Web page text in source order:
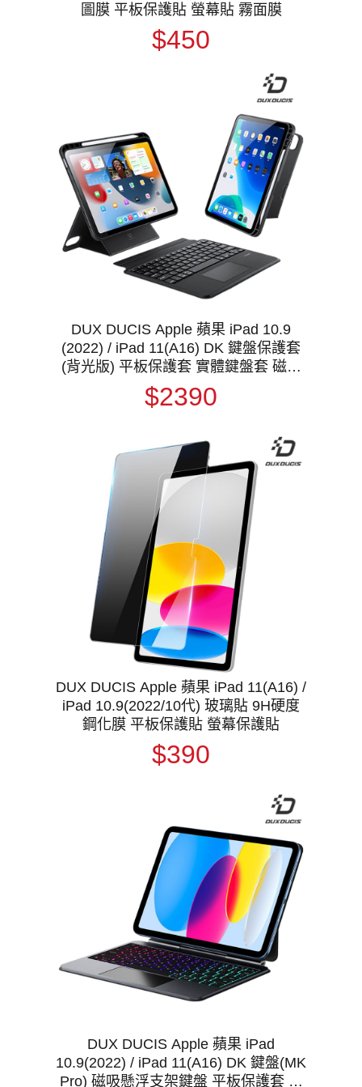
圖膜 平板保護貼 螢幕貼 霧面膜
$450
DUX DUCIS Apple 蘋果 iPad 10.9
(2022) / iPad 11(A16) DK 鍵盤保護套
(背光版) 平板保護套 實體鍵盤套 磁吸
保護套 注音 倉頡
$2390
DUX DUCIS Apple 蘋果 iPad 11(A16) /
iPad 10.9(2022/10代) 玻璃貼 9H硬度
鋼化膜 平板保護貼 螢幕保護貼
$390
DUX DUCIS Apple 蘋果 iPad
10.9(2022) / iPad 11(A16) DK 鍵盤(MK
Pro) 磁吸懸浮支架鍵盤 平板保護套 實